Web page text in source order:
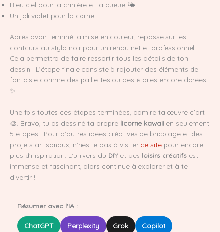
Bleu ciel pour la crinière et la queue 🌤️.
Un joli violet pour la corne !
Après avoir terminé la mise en couleur, repasse sur les
contours au stylo noir pour un rendu net et professionnel.
Cela permettra de faire ressortir tous les détails de ton
dessin ! L’étape finale consiste à rajouter des éléments de
fantaisie comme des paillettes ou des étoiles encore dorées
✨.
Une fois toutes ces étapes terminées, admire ta œuvre d’art
🎨. Bravo, tu as dessiné ta propre licorne kawaii en seulement
5 étapes ! Pour d’autres idées créatives de bricolage et des
projets artisanaux, n’hésite pas à visiter ce site pour encore
plus d’inspiration. L’univers du DIYet des loisirs créatifs est
immense et fascinant, alors continue à explorer et à te
divertir !
Résumer avec l'IA :
ChatGPT Perplexity Grok Copilot